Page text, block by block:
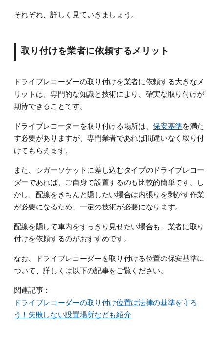
それぞれ、詳しく見ていきましょう。
取り付けを業者に依頼するメリット
ドライブレコーダーの取り付けを業者に依頼する大きなメ
リットは、専門的な知識と技術により、確実な取り付けが
期待できることです。
ドライブレコーダーを取り付ける場所は、保安基準を満た
す必要がありますが、専門業者であれば間違いなく取り付
けてもらえます。
また、シガーソケットに差し込むタイプのドライブレコー
ダーであれば、ご自身で設置するのも比較的簡単です。し
かし、配線をきちんと隠したい場合は内張りを剥がす作業
が必要になるため、一定の技術が必要になります。
配線を隠して車内をすっきり見せたい場合も、業者に取り
付けを依頼するのがおすすめです。
なお、ドライブレコーダーを取り付ける位置の保安基準に
ついて、詳しくは以下の記事をご覧ください。
関連記事：
ドライブレコーダーの取り付け位置は法律の基準を守ろ
う！失敗しない設置場所なども紹介